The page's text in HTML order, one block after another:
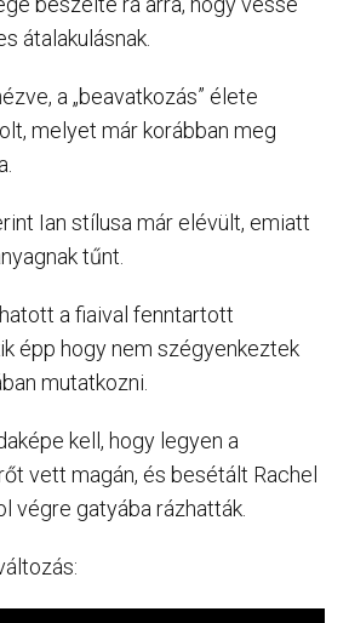
átalakulásnak.
a „beavatkozás” élete
melyet már korábban meg
Ian stílusa már elévült, emiatt
tűnt.
a fiaival fenntartott
épp hogy nem szégyenkeztek
mutatkozni.
kell, hogy legyen a
vett magán, és besétált Rachel
végre gatyába rázhatták.